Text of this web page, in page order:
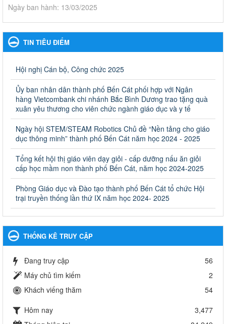
Ngày ban hành: 13/03/2025
Kế hoạch Phổ biến, giáo dục pháp luật năm 2025 của ngành
Giáo dục và Đào tạo thành phố Bến Cát
Kế hoạch Phổ biến, giáo dục pháp luật năm 2025 của ngành
Ngày ban hành: 28/02/2025
Quyết định công bố thủ tục hành chính bị bãi bỏ trong lĩnh
vực giáo dục đào tạo thuộc hệ giáo dục quốc dân và cơ sở
giáo dục khác thuộc thẩm quyền giải quyết của Sở Giáo dục
và Đào tạo, Ủy ban nhân dân cấp huyện
Quyết định công bố thủ tục hành chính bị bãi bỏ trong lĩnh vực
giáo dục đào tạo thuộc hệ giáo dục quốc dân và cơ sở giáo dục
khác thuộc thẩm quyền giải quyết của Sở Giáo dục và Đào tạo,
Ủy ban nhân dân cấp huyện
Ngày ban hành: 30/09/2024
Hướng dẫn thực hiện nhiệm vụ giáo dục tiểu học năm học
2024-2025
Hướng dẫn thực hiện nhiệm vụ giáo dục tiểu học năm học 2024-
2025
Ngày ban hành: 26/09/2024
Tổ chức các hoạt động hè cho học sinh năm 2024
Ngày ban hành: 24/05/2024
Tổ chức phong trào trồng cây xanh trong ngành Giáo dục
Tổ chức phong trào trồng cây xanh trong ngành Giáo dục và Đào
TIN TIÊU ĐIỂM
Hội nghị Cán bộ, Công chức 2025
Ủy ban nhân dân thành phố Bến Cát phối hợp với Ngân
hàng Vietcombank chi nhánh Bắc Bình Dương trao tặng quà
xuân yêu thương cho viên chức ngành giáo dục và y tế
Ngày hội STEM/STEAM Robotics Chủ đề “Nền tảng cho giáo
dục thông minh” thành phố Bến Cát năm học 2024 - 2025
Tổng kết hội thị giáo viên dạy giỏi - cấp dưỡng nấu ăn giỏi
cấp học mầm non thành phố Bến Cát, năm học 2024-2025
Phòng Giáo dục và Đào tạo thành phố Bến Cát tổ chức Hội
trại truyền thống lần thứ IX năm học 2024- 2025
THỐNG KÊ TRUY CẬP
Đang truy cập
56
Máy chủ tìm kiếm
2
Khách viếng thăm
54
Hôm nay
3,477